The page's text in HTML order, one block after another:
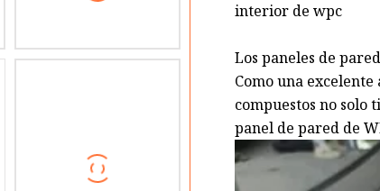
interior de wpc
Los paneles de
Como una
compuestos no solo
panel de pared de